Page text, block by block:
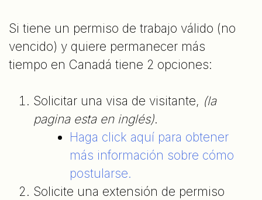
Si tiene un permiso de trabajo válido (no
vencido) y quiere permanecer más
tiempo en Canadá tiene 2 opciones:
Solicitar una visa de visitante, (la
pagina esta en inglés).
Haga click aquí para obtener
más información sobre cómo
postularse.
Solicite una extensión de permiso